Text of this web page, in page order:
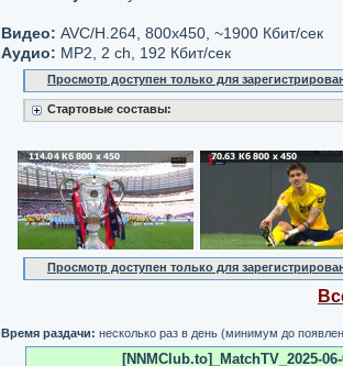
Видео: AVC/H.264, 800x450, ~1900 Кбит/сек
Аудио: MP2, 2 ch, 192 Кбит/сек
Просмотр доступен только для
Стартовые составы:
Просмотр доступен только для
Время раздачи: несколько раз в день (минимум до
[NNMClub.to]_MatchTV_2025-